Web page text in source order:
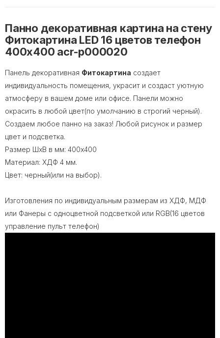
Панно декоративная картина на стену
Фитокартина LED 16 цветов телефон
400x400 acr-p000020
Панель декоративная Фитокартина создает
индивидуальность помещения, украсит и создаст уютную
атмосферу в вашем доме или офисе. Панели можно
окрасить в любой цвет(по умолчанию в строгий черный).
Создаем любое панно на заказ! Любой рисунок и размер
цвет и подсветка.
Размер ШхВ в мм: 400х400
Материал: ХДФ 4 мм.
Цвет: черный(или на выбор).
Изготовления по индивидуальным размерам из ХДФ, МДФ
или Фанеры с одноцветной подсветкой или RGB(16 цветов
управление пульт телефон)